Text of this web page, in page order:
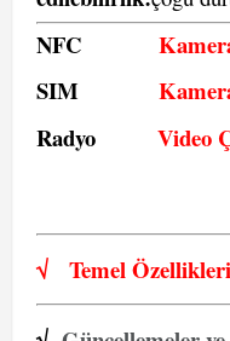
NFC
SIM
Radyo
Video
√ Temel